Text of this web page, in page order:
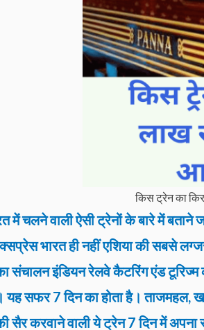
किस ट्रेन का
में चलने वाली ऐसी ट्रेनों के बारे में बताने
भारत ही नहीं एशिया की सबसे
संचालन इंडियन रेलवे कैटरिंग एंड
यह सफर 7 दिन का होता है। ताजमहल,
सैर करवाने वाली ये ट्रेन 7 दिन में